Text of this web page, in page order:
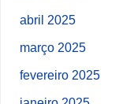
abril 2025
março 2025
fevereiro 2025